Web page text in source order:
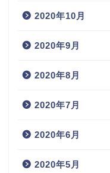
2020年10月
2020年9月
2020年8月
2020年7月
2020年6月
2020年5月